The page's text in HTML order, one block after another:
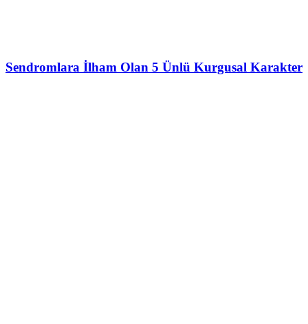
Sendromlara İlham Olan 5 Ünlü Kurgusal Karakter